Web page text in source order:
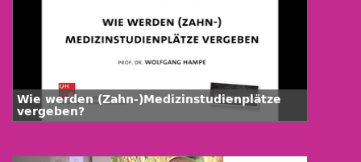
Wie werden (Zahn-)Medizinstudienplätze
vergeben?